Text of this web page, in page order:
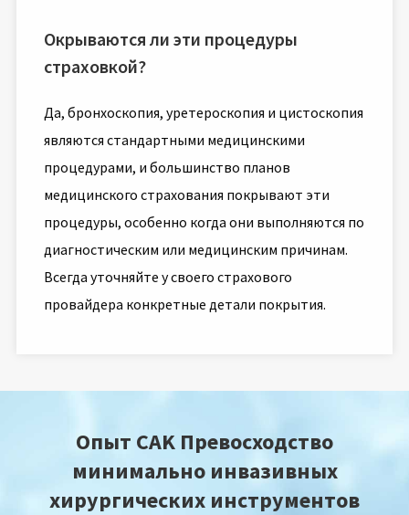
Окрываются ли эти процедуры
страховкой?
Да, бронхоскопия, уретероскопия и цистоскопия
являются стандартными медицинскими
процедурами, и большинство планов
медицинского страхования покрывают эти
процедуры, особенно когда они выполняются по
диагностическим или медицинским причинам.
Всегда уточняйте у своего страхового
провайдера конкретные детали покрытия.
Опыт CAK Превосходство
минимально инвазивных
хирургических инструментов